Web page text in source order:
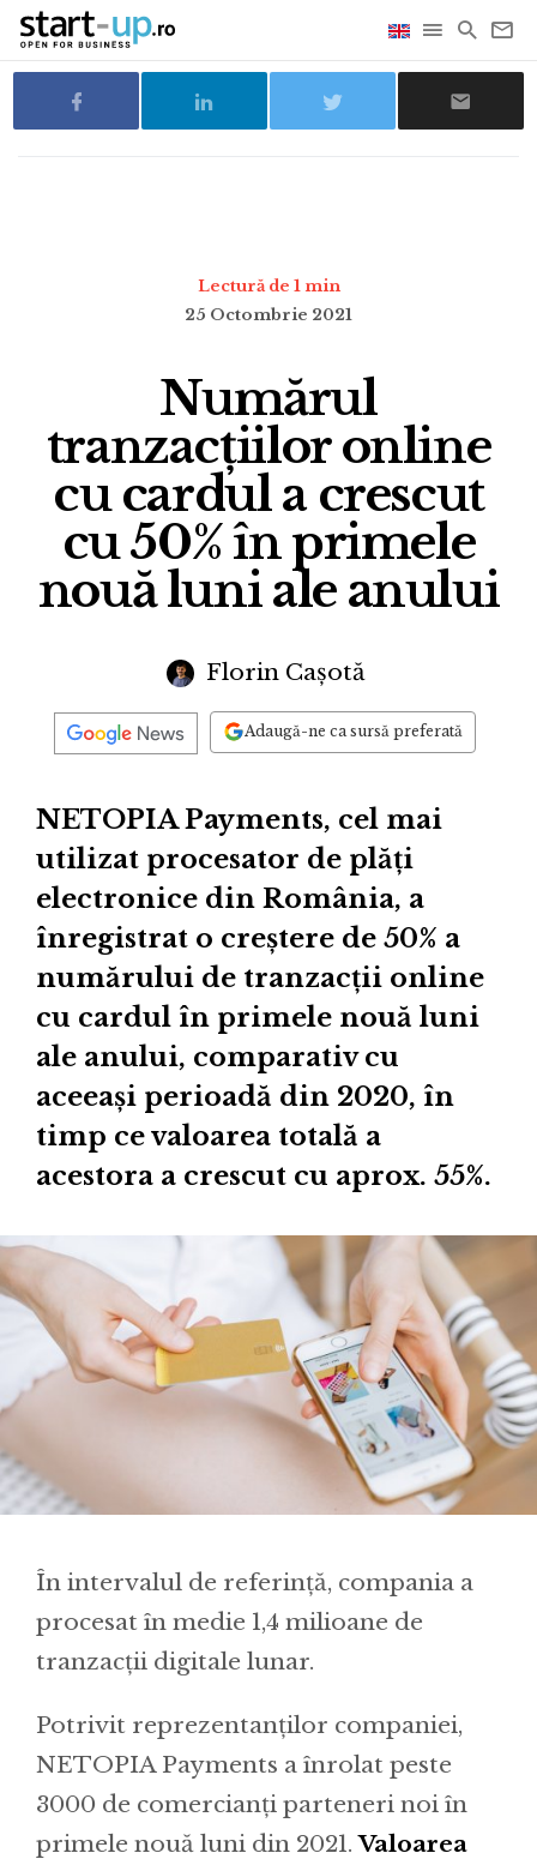
Lectură de 1 min
25 Octombrie 2021
Numărul
tranzacțiilor online
cu cardul a crescut
cu 50% în primele
nouă luni ale anului
Florin Cașotă
Adaugă-ne ca sursă preferată
NETOPIA Payments, cel mai
utilizat procesator de plăți
electronice din România, a
înregistrat o creștere de 50% a
numărului de tranzacții online
cu cardul în primele nouă luni
ale anului, comparativ cu
aceeași perioadă din 2020, în
timp ce valoarea totală a
acestora a crescut cu aprox. 55%.
În intervalul de referință, compania a
procesat în medie 1,4 milioane de
tranzacții digitale lunar.
Potrivit reprezentanților companiei,
NETOPIA Payments a înrolat peste
3000 de comercianți parteneri noi în
primele nouă luni din 2021.Valoarea